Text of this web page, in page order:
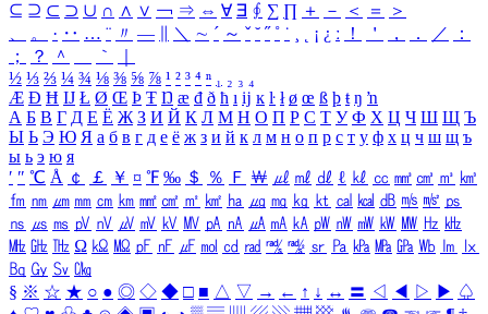
⊆ ⊇ ⊂ ⊃ ∪ ∩ ∧ ∨ ￢ ⇒ ⇔ ∀ ∃ ∮ ∑ ∏ ＋ － ＜ ＝
＞
、
。 · ‥ … ¨ 〃 ― ＼ ∼ ´ ～ ˇ ˘ ˝ ˚ ˙ ¸ ¡ ¿ ː ！ ＇ ， ． ／
：
；
？ ＾ ｀
½ ⅓ ⅔ ¼ ¾ ⅛ ⅜ ⅝ ⅞ ¹ ² ³ ⁴ ⁿ ₁ ₂ ₃ ₄
Æ Ð Ħ Ĳ Ł Ø Œ Þ Ŧ Ŋ æ đ ð ħ ı ĳ ĸ ŀ ł ø œ ß þ ŧ ŋ ŉ
А Б В Г Д Е Ё Ж З И Й К Л М Н О П Р С Т У Ф Х Ц Ч Ш Щ Ъ
Ы Ь Э Ю Я а б в г д е ё ж з и й к л м н о п р с т у ф х ц ч ш щ ъ
ы ь э ю я
′ ″ ℃ Å ￠ ￡ ￥ ¤ ℉ ‰ ＄ ％ Ｆ ￦ ㎕ ㎖ ㎗ ℓ ㎘ ㏄ ㎣ ㎤ ㎥ ㎦
㎙ ㎚ ㎛ ㎜ ㎝ ㎞ ㎟ ㎠ ㎡ ㎢ ㏊ ㎍ ㎎ ㎏ ㏏ ㎈ ㎉ ㏈ ㎧ ㎨ ㎰
㎱ ㎲ ㎳ ㎴ ㎵ ㎶ ㎷ ㎸ ㎹ ㎀ ㎁ ㎂ ㎃ ㎄ ㎺ ㎻ ㎽ ㎾ ㎿ ㎐ ㎑
㎒ ㎓ ㎔ Ω ㏀ ㏁ ㎊ ㎋ ㎌ ㏖ ㏅ ㎭ ㎮ ㎯ ㏛ ㎩ ㎪ ㎫ ㎬ ㏝ ㏐
㏓
㏃ ㏉ ㏜ ㏆
§ ※ ☆ ★ ○ ● ◎ ◇ ◆ □ ■ △ ▽ → ← ↑ ↓ ↔ 〓 ◁ ◀ ▷ ▶ ♤